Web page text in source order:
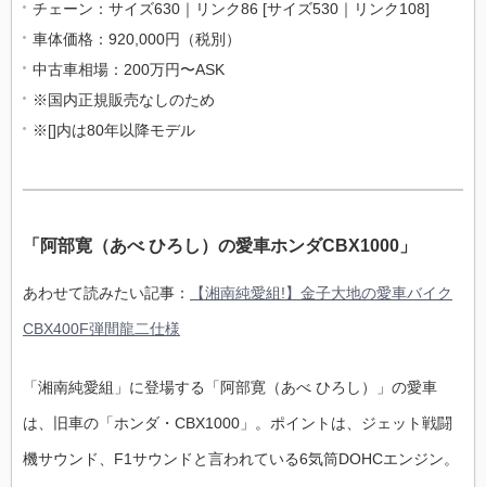
チェーン：サイズ630｜リンク86 [サイズ530｜リンク108]
車体価格：920,000円（税別）
中古車相場：200万円〜ASK
※国内正規販売なしのため
※[]内は80年以降モデル
「阿部寛（あべ ひろし）の愛車ホンダCBX1000」
あわせて読みたい記事： 【湘南純愛組!】金子大地の愛車バイク
CBX400F弾間龍二仕様
「湘南純愛組」に登場する「阿部寛（あべ ひろし）」の愛車
は、旧車の「ホンダ・CBX1000」。ポイントは、ジェット戦闘
機サウンド、F1サウンドと言われている6気筒DOHCエンジン。